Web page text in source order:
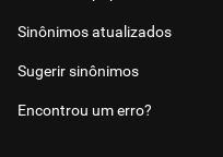
Sinônimos atualizados
Sugerir sinônimos
Encontrou um erro?